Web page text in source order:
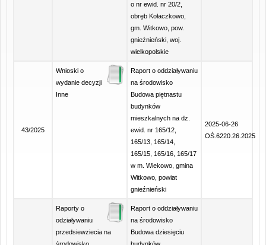
o nr ewid. nr 20/2,
obręb Kołaczkowo,
gm. Witkowo, pow.
gnieźnieński, woj.
wielkopolskie
43/2025
Wnioski o
wydanie decyzji
Inne
Raport o oddziaływaniu
na środowisko
Budowa piętnastu
budynków
mieszkalnych na dz.
ewid. nr 165/12,
165/13, 165/14,
165/15, 165/16, 165/17
w m. Wiekowo, gmina
Witkowo, powiat
gnieźnieński
2025-06-26
OŚ.6220.26.2025
Raporty o
odziaływaniu
przedsiewziecia na
Raport o oddziaływaniu
na środowisko
Budowa dziesięciu